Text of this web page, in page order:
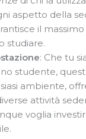
aspetto della
il
studiare.
: Che tu
studente,
ambiente,
attività
voglia